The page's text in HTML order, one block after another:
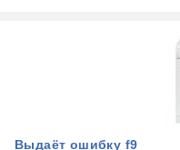
самопроизвольное
выдает ошибку
Выдаёт ошибку f9